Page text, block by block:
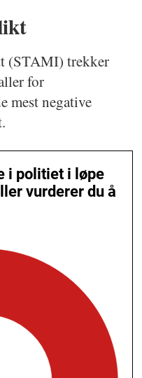
(STAMI) trekker
for
mest negative